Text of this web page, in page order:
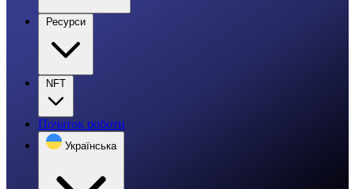
Ресурси
NFT
Початок роботи
Українська